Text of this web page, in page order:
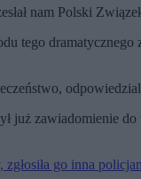
nam Polski
tego
już zawiadomienie
go inna